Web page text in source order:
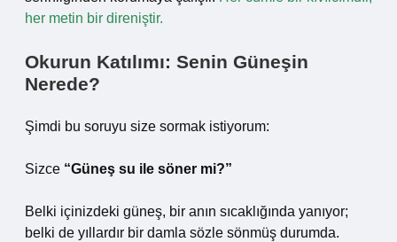
her metin bir direniştir.
Okurun Katılımı: Senin Güneşin
Nerede?
Şimdi bu soruyu size sormak istiyorum:
Sizce “Güneş su ile söner mi?”
Belki içinizdeki güneş, bir anın sıcaklığında yanıyor;
belki de yıllardır bir damla sözle sönmüş durumda.